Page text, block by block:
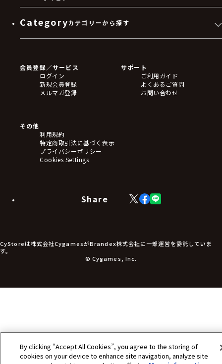
Categoryカテゴリーから探す
フィギュア
アクリルスタンド
バッジ
キーホルダー・ストラップ
ステッカー・シール・カード
タペストリー・ポスター
アームサポーター
ブレードホルダー
食品・飲料品
アパレル小物
アクセサリー
会員登録／サービス
ログイン
新規会員登録
メルマガ登録
サポート
ご利用ガイド
よくあるご質問
お問い合わせ
その他
利用規約
特定商取引法に基づく表示
プライバシーポリシー
Cookies Settings
Share
X
(Twitter)
Facebook
LINE
CyStoreは株式会社CygamesがBrandex株式会社に一部運営を委託していま
す。
© Cygames, Inc.
By clicking “Accept All Cookies”, you agree to the storing of
cookies on your device to enhance site navigation, analyze site